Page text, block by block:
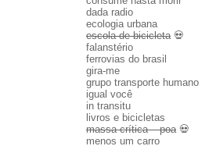
dada radio
ecologia urbana
escola de bicicleta💀
falanstério
ferrovias do brasil
gira-me
grupo transporte humano
igual você
in transitu
livros e bicicletas
massa crítica – poa💀
menos um carro